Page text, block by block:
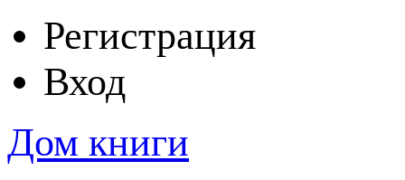
Регистрация
Вход
Дом книги